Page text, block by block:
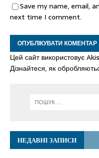
Save my name, email,
next time I comment.
Цей сайт використовує
Дізнайтеся, як
НЕДАВНІ ЗАПИСИ